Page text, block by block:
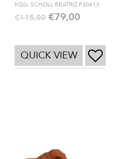
ΚΩΔ: SCHOLL BEATRIZ F30613
€115,00 €79,00
QUICK VIEW